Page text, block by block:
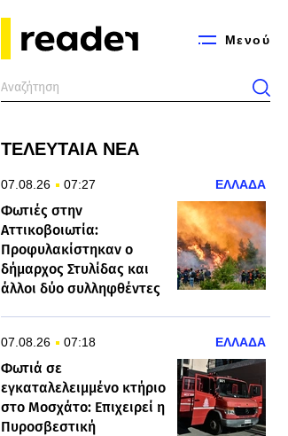
Μενού
ΤΕΛΕΥΤΑΙΑ ΝΕΑ
07.08.26 07:27 ΕΛΛΑΔΑ
Φωτιές στην
Αττικοβοιωτία:
Προφυλακίστηκαν ο
δήμαρχος Στυλίδας και
άλλοι δύο συλληφθέντες
07.08.26 07:18 ΕΛΛΑΔΑ
Φωτιά σε
εγκαταλελειμμένο κτήριο
στο Μοσχάτο: Επιχειρεί η
Πυροσβεστική